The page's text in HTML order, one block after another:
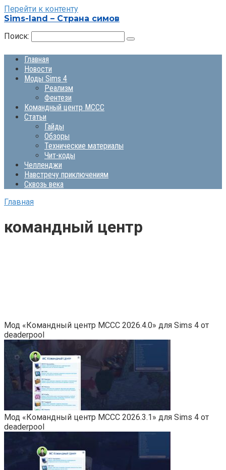
Перейти к контенту
Sims-land – Страна симов
Поиск:
Главная
Новости
Моды Sims 4
Реализм
Фентези
Командный центр MCCC
Статьи
Гайды
Обзоры
Технические материалы
Чит-коды
Челленджи
Навстречу приключениям
Сквозь века
Главная
командный центр
Мод «Командный центр MCCC 2026.4.0» для Sims 4 от
deaderpool
Мод «Командный центр MCCC 2026.3.1» для Sims 4 от
deaderpool